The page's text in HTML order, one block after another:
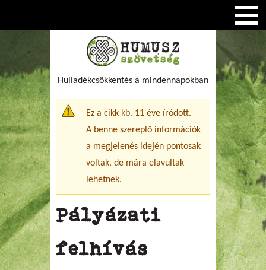
Hulladékcsökkentés a mindennapokban
Figyelmeztető üzenet
Ez a cikk kb. 11 éve íródott.
A benne szereplő információk
a megjelenés idején pontosak
voltak, de mára elavultak
lehetnek.
Pályázati
felhívás